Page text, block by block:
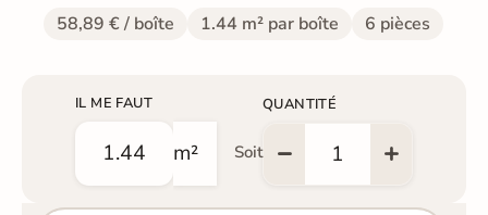
58,89 € / boîte 1.44 m² par boîte 6 pièces
IL ME FAUT
m² Soit
QUANTITÉ